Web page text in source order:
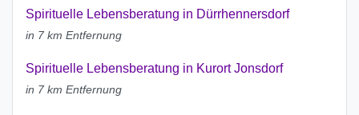
Spirituelle Lebensberatung in Dürrhennersdorf
in 7 km Entfernung
Spirituelle Lebensberatung in Kurort Jonsdorf
in 7 km Entfernung